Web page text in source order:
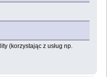
(korzystając z usług np.